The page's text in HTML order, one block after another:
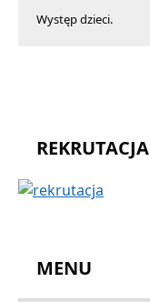
REKRUTACJA
MENU
Występ dzieci.